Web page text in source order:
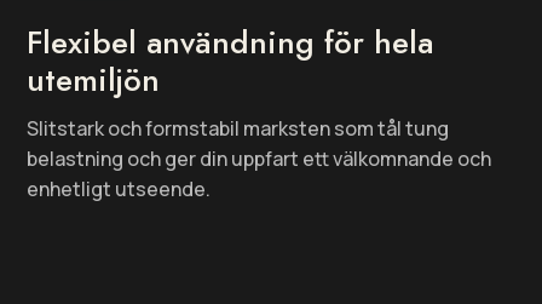
Flexibel användning för hela
utemiljön
Slitstark och formstabil marksten som tål tung
belastning och ger din uppfart ett välkomnande och
enhetligt utseende.